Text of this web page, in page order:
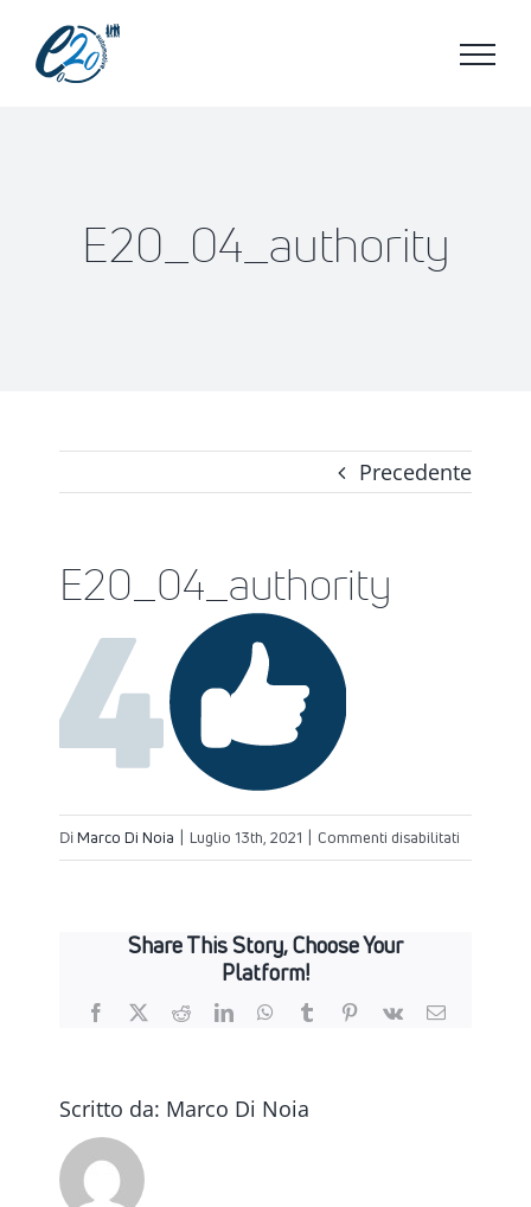
contenuto
E20_04_authority
Precedente
E20_04_authority
DiMarco Di Noia | Luglio 13th, 2021 | Commenti disabilitati
Share This Story, Choose Your
Platform!
Facebook
X RedditLinkedInWhatsApp
TumblrPinterest
Vk Email
Scritto da: Marco Di Noia